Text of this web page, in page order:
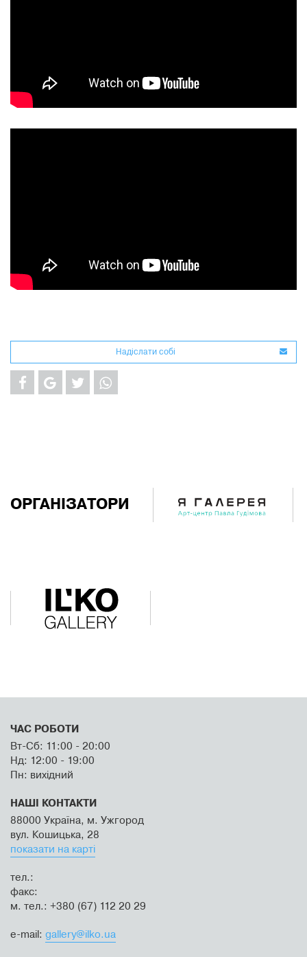
Надiслати собi
ОРГАНІЗАТОРИ
ЧАС РОБОТИ
Вт-Сб: 11:00 - 20:00
Нд: 12:00 - 19:00
Пн: вихідний
НАШІ КОНТАКТИ
88000 Україна, м. Ужгород
вул. Кошицька, 28
показати на карті
тел.:
факс:
м. тел.: +380 (67) 112 20 29
e-mail: gallery@ilko.ua